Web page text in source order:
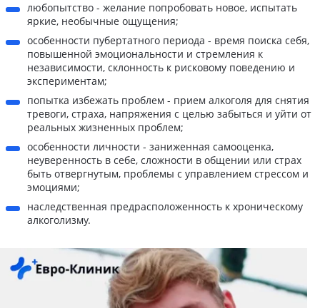
любопытство - желание попробовать новое, испытать
яркие, необычные ощущения;
особенности пубертатного периода - время поиска себя,
повышенной эмоциональности и стремления к
независимости, склонность к рисковому поведению и
экспериментам;
попытка избежать проблем - прием алкоголя для снятия
тревоги, страха, напряжения с целью забыться и уйти от
реальных жизненных проблем;
особенности личности - заниженная самооценка,
неуверенность в себе, сложности в общении или страх
быть отвергнутым, проблемы с управлением стрессом и
эмоциями;
наследственная предрасположенность к хроническому
алкоголизму.